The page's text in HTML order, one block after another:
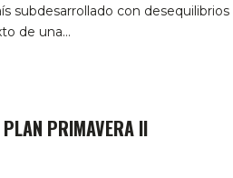
subdesarrollado con desequilibrios
de una…
PLAN PRIMAVERA II